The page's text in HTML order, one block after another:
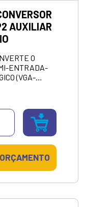
AUXILIAR
O
(VGA-
p>
ORÇAMENTO